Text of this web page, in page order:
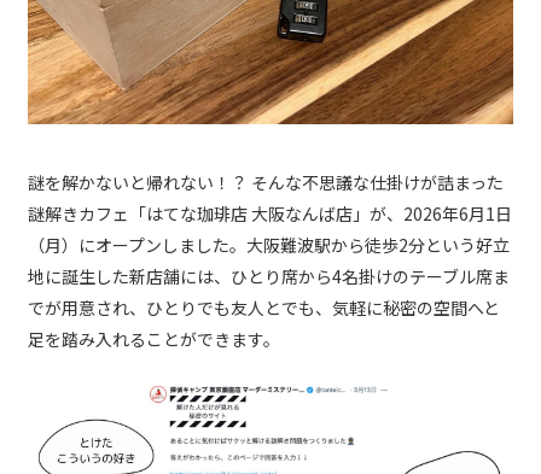
謎を解かないと帰れない！？ そんな不思議な仕掛けが詰まった
謎解きカフェ「はてな珈琲店 大阪なんば店」が、2026年6月1日
（月）にオープンしました。大阪難波駅から徒歩2分という好立
地に誕生した新店舗には、ひとり席から4名掛けのテーブル席ま
でが用意され、ひとりでも友人とでも、気軽に秘密の空間へと
足を踏み入れることができます。